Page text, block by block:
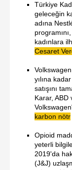
Türkiye
geleceğin
adına
kadınlara
Cesaret
yılına
satışını
Karar, ABD
karbon nötr
Opioid
yeterli
2019'da
(J&J)